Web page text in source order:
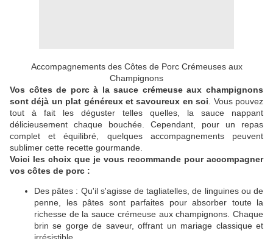
Accompagnements des Côtes de Porc Crémeuses aux
Champignons
Vos côtes de porc à la sauce crémeuse aux champignons
sont déjà un plat généreux et savoureux en soi . Vous pouvez
tout à fait les déguster telles quelles, la sauce nappant
délicieusement chaque bouchée. Cependant, pour un repas
complet et équilibré, quelques accompagnements peuvent
sublimer cette recette gourmande.
Voici les choix que je vous recommande pour accompagner
vos côtes de porc :
Des pâtes : Qu'il s'agisse de tagliatelles, de linguines ou de
penne, les pâtes sont parfaites pour absorber toute la
richesse de la sauce crémeuse aux champignons. Chaque
brin se gorge de saveur, offrant un mariage classique et